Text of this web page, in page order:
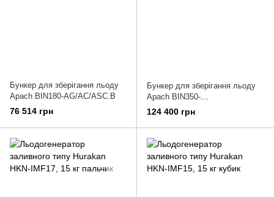
Бункер для зберігання льоду
Apach BIN180-AG/AC/ASC.B
76 514 грн
Бункер для зберігання льоду
Apach BIN350-
AG/AS/AC/ASC.B
124 400 грн